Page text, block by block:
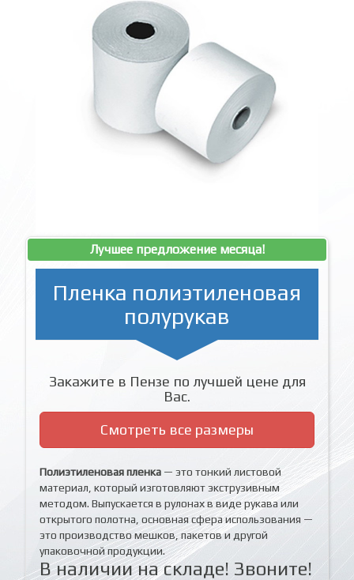
Лучшее предложение месяца!
Пленка полиэтиленовая
полурукав
Закажите в Пензе по лучшей цене для
Вас.
Смотреть все размеры
Полиэтиленовая пленка — это тонкий листовой
материал, который изготовляют экструзивным
методом. Выпускается в рулонах в виде рукава или
открытого полотна, основная сфера использования —
это производство мешков, пакетов и другой
упаковочной продукции.
В наличии на складе! Звоните!